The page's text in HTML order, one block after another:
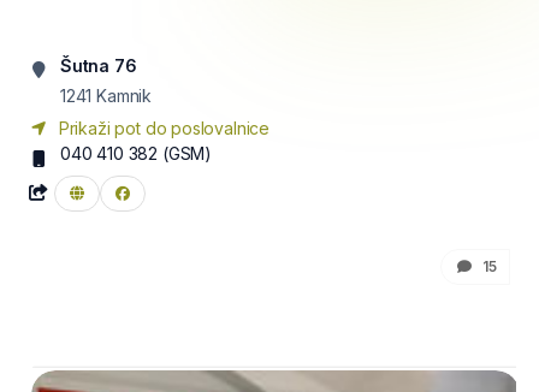
Šutna 76
1241 Kamnik
Prikaži pot do poslovalnice
040 410 382 (GSM)
15